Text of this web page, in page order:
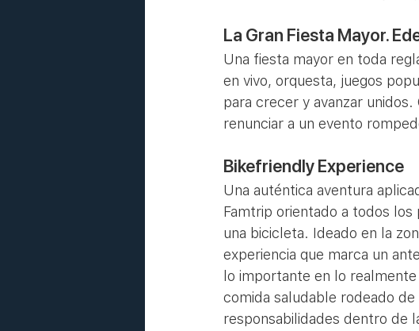
La Gran Fiesta Mayor.
Una fiesta mayor en toda
en vivo, orquesta, juegos
para crecer y avanzar
renunciar a un evento
Bikefriendly Experience
Una auténtica aventura
Famtrip orientado a todos los
una bicicleta. Ideado en la
experiencia que marca un
lo importante en lo
comida saludable rodeado
responsabilidades dentro de